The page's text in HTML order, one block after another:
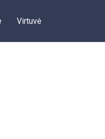
Virtuvė